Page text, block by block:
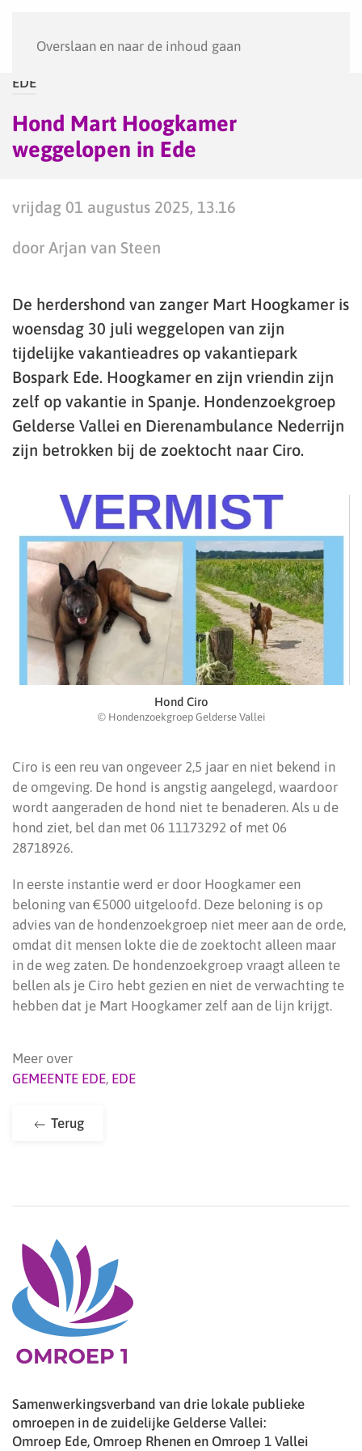
Overslaan en naar de inhoud gaan
EDE
Hond Mart Hoogkamer
weggelopen in Ede
vrijdag 01 augustus 2025, 13.16
door Arjan van Steen
De herdershond van zanger Mart Hoogkamer is
woensdag 30 juli weggelopen van zijn
tijdelijke vakantieadres op vakantiepark
Bospark Ede. Hoogkamer en zijn vriendin zijn
zelf op vakantie in Spanje. Hondenzoekgroep
Gelderse Vallei en Dierenambulance Nederrijn
zijn betrokken bij de zoektocht naar Ciro.
Hond Ciro
© Hondenzoekgroep Gelderse Vallei
Ciro is een reu van ongeveer 2,5 jaar en niet bekend in
de omgeving. De hond is angstig aangelegd, waardoor
wordt aangeraden de hond niet te benaderen. Als u de
hond ziet, bel dan met 06 11173292 of met 06
28718926.
In eerste instantie werd er door Hoogkamer een
beloning van €5000 uitgeloofd. Deze beloning is op
advies van de hondenzoekgroep niet meer aan de orde,
omdat dit mensen lokte die de zoektocht alleen maar
in de weg zaten. De hondenzoekgroep vraagt alleen te
bellen als je Ciro hebt gezien en niet de verwachting te
hebben dat je Mart Hoogkamer zelf aan de lijn krijgt.
Meer over
GEMEENTE EDE, EDE
Terug
Samenwerkingsverband van drie lokale publieke
omroepen in de zuidelijke Gelderse Vallei:
Omroep Ede, Omroep Rhenen en Omroep 1 Vallei